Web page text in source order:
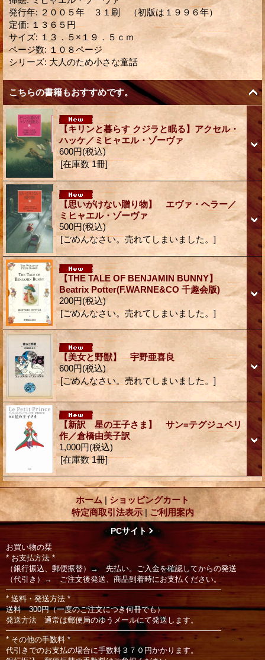
発行年: ２００５年 ３１刷 （初版は１９９６年）
定価: １３６５円
サイズ: １３．５×１９．５ｃｍ
ページ数: １０８ページ
シリーズ: 大人のため小さな童話
こちらの書籍もおすすめです。
【キリンと暮らす クジラと眠る】アクセル・
ハッケ／ミヒャエル・ゾーヴァ
600円(税込)
[在庫数 1冊]
【思いがけない贈り物】 エヴァ・ヘラー／
ミヒャエル・ゾーヴァ
500円(税込)
[ごめんなさい。売れてしまいました。]
【THE TALE OF BENJAMIN BUNNY】
Beatrix Potter(F.WARNE&CO 千趣会版)
200円(税込)
[ごめんなさい。売れてしまいました。]
【美女と野獣】 宇野亜喜良
600円(税込)
[ごめんなさい。売れてしまいました。]
【新訳 星の王子さま】 サン=テグジュペリ
作／倉橋由美子訳
1,000円(税込)
[在庫数 1冊]
ホーム | ショッピングカート
特定商取引法表示 | ご利用案内
PCサイト
お買い物の栞
* お支払方法 *
（銀行振込、郵便振替）→ 先払い。ご入金を確認してからの発送
（代引き）→ ご注文後発送、商品到着時にお支払ください。
――――――――――――――――――――――――――――
* 送料・発送方法 *
送料 300円（一度のご注文につき何冊でも）
発送方法 通常は郵便局のゆうメールにて発送します。
――――――――――――――――――――――――――――
* その他の手数料 *
代引きでのお支払の場合に手数料３７０円かかります。